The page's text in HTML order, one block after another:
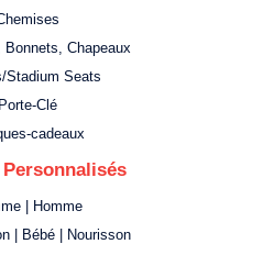
Bonnets, Chapeaux
Stadium Seats
Porte-Clé
cadeaux
| Homme
| Bébé | Nourisson